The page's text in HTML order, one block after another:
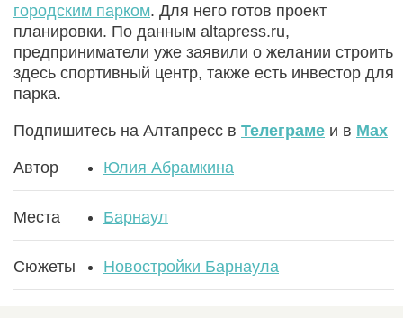
городским парком. Для него готов проект
планировки. По данным altapress.ru,
предприниматели уже заявили о желании строить
здесь спортивный центр, также есть инвестор для
парка.
Подпишитесь на Алтапресс в Телеграме и в Max
Автор Юлия Абрамкина
Места Барнаул
Сюжеты Новостройки Барнаула